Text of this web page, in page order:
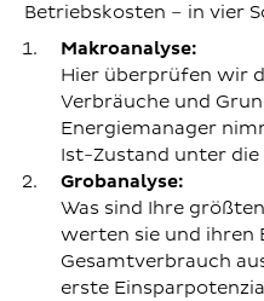
Betriebskosten – in vier
Makroanalyse:
Hier überprüfen wir
Verbräuche und
Energiemanager
Ist-Zustand unter die
Grobanalyse:
Was sind Ihre
werten sie und ihren
Gesamtverbrauch
erste